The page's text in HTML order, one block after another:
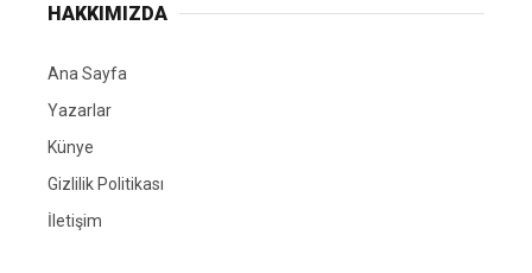
HAKKIMIZDA
Ana Sayfa
Yazarlar
Künye
Gizlilik Politikası
İletişim